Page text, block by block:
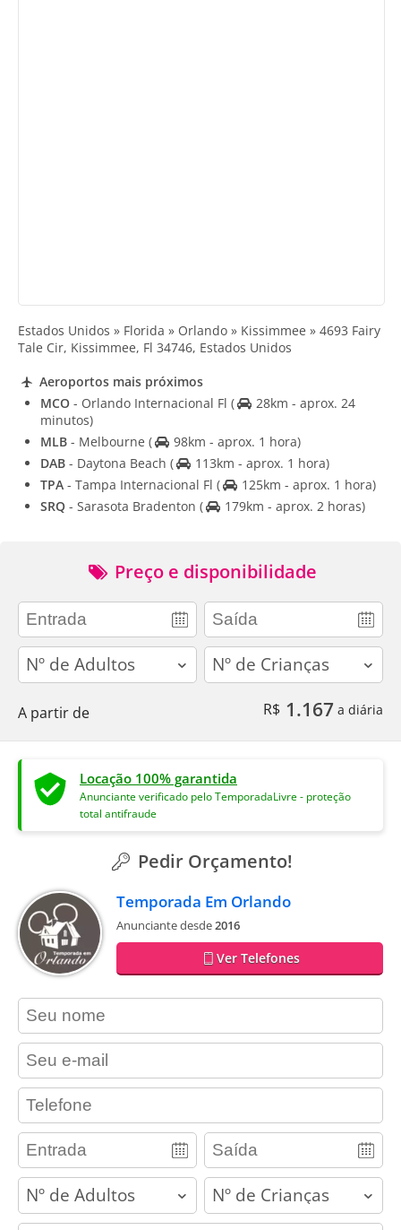
Estados Unidos » Florida » Orlando » Kissimmee » 4693 Fairy
Tale Cir, Kissimmee, Fl 34746, Estados Unidos
Aeroportos mais próximos
MCO - Orlando Internacional Fl (
28km - aprox. 24
minutos)
MLB - Melbourne (
98km - aprox. 1 hora)
DAB - Daytona Beach (
113km - aprox. 1 hora)
TPA - Tampa Internacional Fl (
125km - aprox. 1 hora)
SRQ - Sarasota Bradenton ( 179km - aprox. 2 horas)
Preço e disponibilidade
adults children
A partir de R$ 1.167 a diária
Locação 100% garantida
Anunciante verificado pelo TemporadaLivre - proteção
total antifraude
Pedir Orçamento!
Temporada Em Orlando
Anunciante desde2016
Ver Telefones
contact_name
contact_email
contact_phone
adults children